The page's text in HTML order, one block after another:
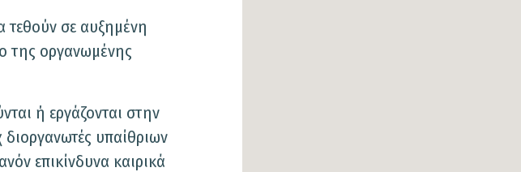
τεθούν σε αυξημένη
της οργανωμένης
ή εργάζονται στην
υπαίθριων
επικίνδυνα καιρικά